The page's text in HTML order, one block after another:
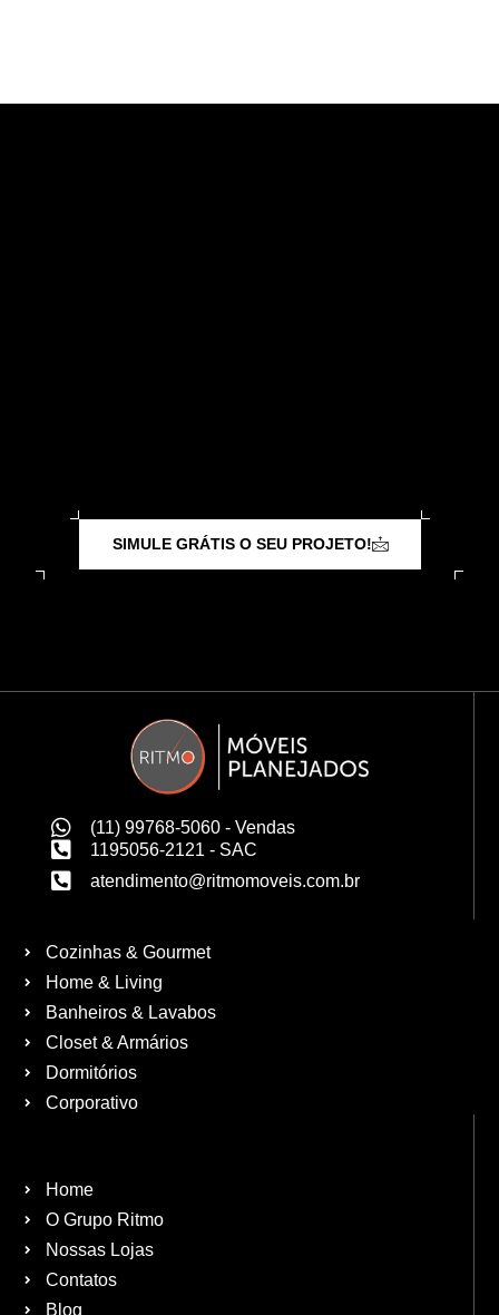
SIMULE GRÁTIS O SEU PROJETO!
(11) 99768-5060 - Vendas
1195056-2121 - SAC
atendimento@ritmomoveis.com.br
Cozinhas & Gourmet
Home & Living
Banheiros & Lavabos
Closet & Armários
Dormitórios
Corporativo
Home
O Grupo Ritmo
Nossas Lojas
Contatos
Blog